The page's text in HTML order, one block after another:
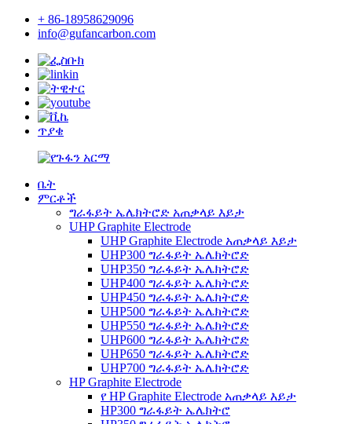
+ 86-18958629096
info@gufancarbon.com
ጥያቄ
ቤት
ምርቶች
ግራፋይት ኤሌክትሮድ አጠቃላይ እይታ
UHP Graphite Electrode
UHP Graphite Electrode አጠቃላይ እይታ
UHP300 ግራፋይት ኤሌክትሮድ
UHP350 ግራፋይት ኤሌክትሮድ
UHP400 ግራፋይት ኤሌክትሮድ
UHP450 ግራፋይት ኤሌክትሮድ
UHP500 ግራፋይት ኤሌክትሮድ
UHP550 ግራፋይት ኤሌክትሮድ
UHP600 ግራፋይት ኤሌክትሮድ
UHP650 ግራፋይት ኤሌክትሮድ
UHP700 ግራፋይት ኤሌክትሮድ
HP Graphite Electrode
የ HP Graphite Electrode አጠቃላይ እይታ
HP300 ግራፋይት ኤሌክትሮ